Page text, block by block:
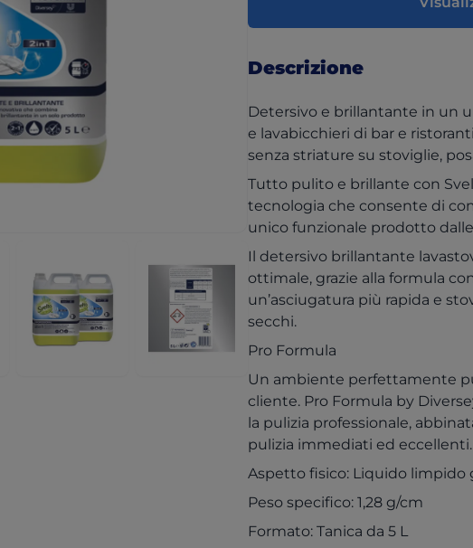
Descrizione
Detersivo e brillantante in un
e lavabicchieri di bar e
senza striature su stoviglie,
Tutto pulito e brillante con
tecnologia che consente di
unico funzionale prodotto
Il detersivo brillantante
ottimale, grazie alla formula
un’asciugatura più rapida e
secchi.
Pro Formula
Un ambiente perfettamente
cliente. Pro Formula by
la pulizia professionale,
pulizia immediati ed eccellenti.
Aspetto fisico: Liquido limpido
Peso specifico: 1,28 g/cm
Formato: Tanica da 5 L